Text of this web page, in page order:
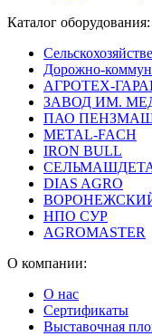
Каталог оборудования:
Дорожно-
АГРОТЕХ-
ЗАВОД ИМ.
ПАО
METAL-FACH
IRON BULL
DIAS AGRO
НПО СУР
AGROMASTER
О компании:
О нас
Сертификаты
Выставочная